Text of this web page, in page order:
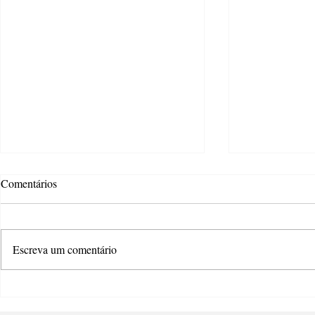
Comentários
Escreva um comentário